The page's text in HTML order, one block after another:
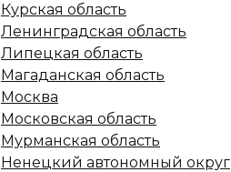
Курская область
Ленинградская область
Липецкая область
Магаданская область
Москва
Московская область
Мурманская область
Ненецкий автономный округ